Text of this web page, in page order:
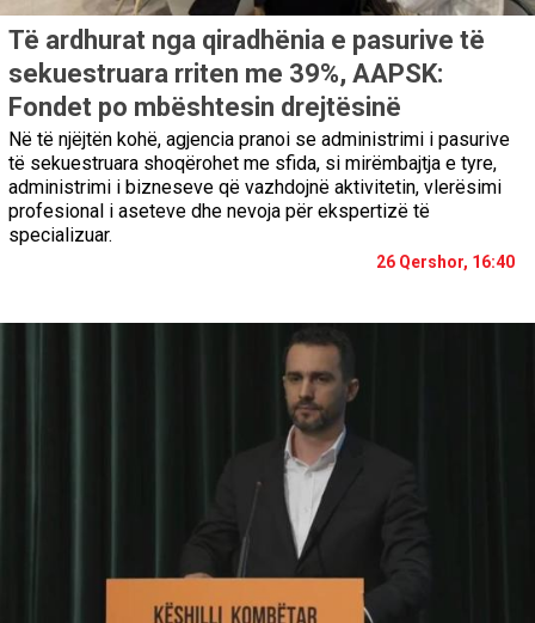
Të ardhurat nga qiradhënia e pasurive të
sekuestruara rriten me 39%, AAPSK:
Fondet po mbështesin drejtësinë
Në të njëjtën kohë, agjencia pranoi se administrimi i pasurive
të sekuestruara shoqërohet me sfida, si mirëmbajtja e tyre,
administrimi i bizneseve që vazhdojnë aktivitetin, vlerësimi
profesional i aseteve dhe nevoja për ekspertizë të
specializuar.
26 Qershor, 16:40